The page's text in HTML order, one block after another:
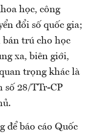
học, công
đổi số quốc gia;
bán trú cho học
xa, biên giới,
trọng khác là
số 28/TTr-CP
để báo cáo Quốc